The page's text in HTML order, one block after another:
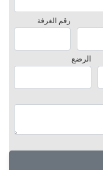
رقم الغرفة
الرضع